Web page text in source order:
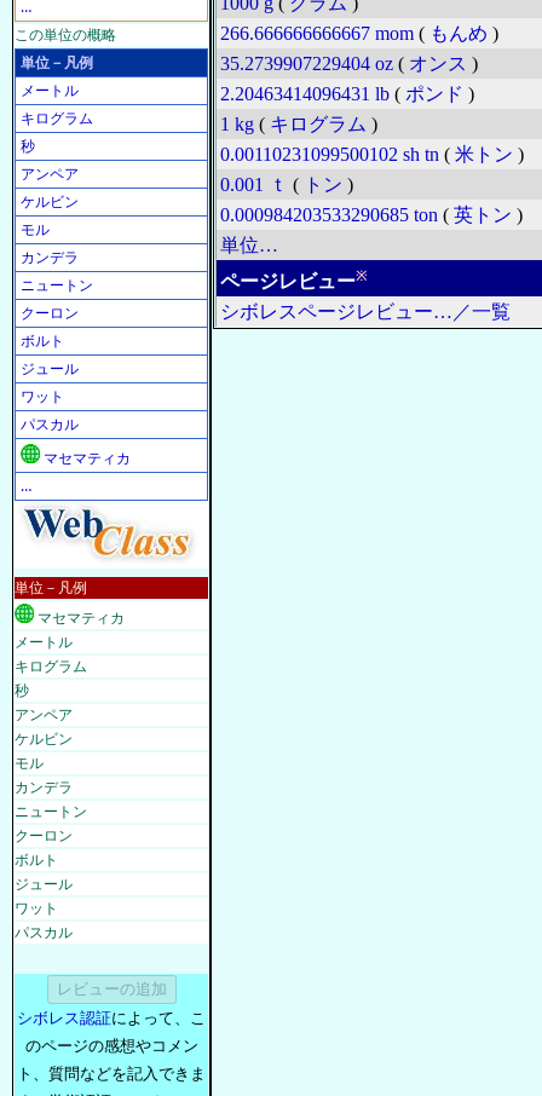
…
この単位の概略
単位－凡例
メートル
キログラム
秒
アンペア
ケルビン
モル
カンデラ
ニュートン
クーロン
ボルト
ジュール
ワット
パスカル
マセマティカ
…
単位－凡例
マセマティカ
メートル
キログラム
秒
アンペア
ケルビン
モル
カンデラ
ニュートン
クーロン
ボルト
ジュール
ワット
パスカル
シボレス認証によって、こ
のページの感想やコメン
ト、質問などを記入できま
266.666666666667 mom ( もんめ )
35.2739907229404 oz ( オンス )
2.20463414096431 lb ( ポンド )
1 kg ( キログラム )
0.00110231099500102 sh tn ( 米トン )
0.001
ｔ ( トン )
0.000984203533290685 ton ( 英トン )
単位…
ページレビュー※
シボレスページレビュー…／一覧